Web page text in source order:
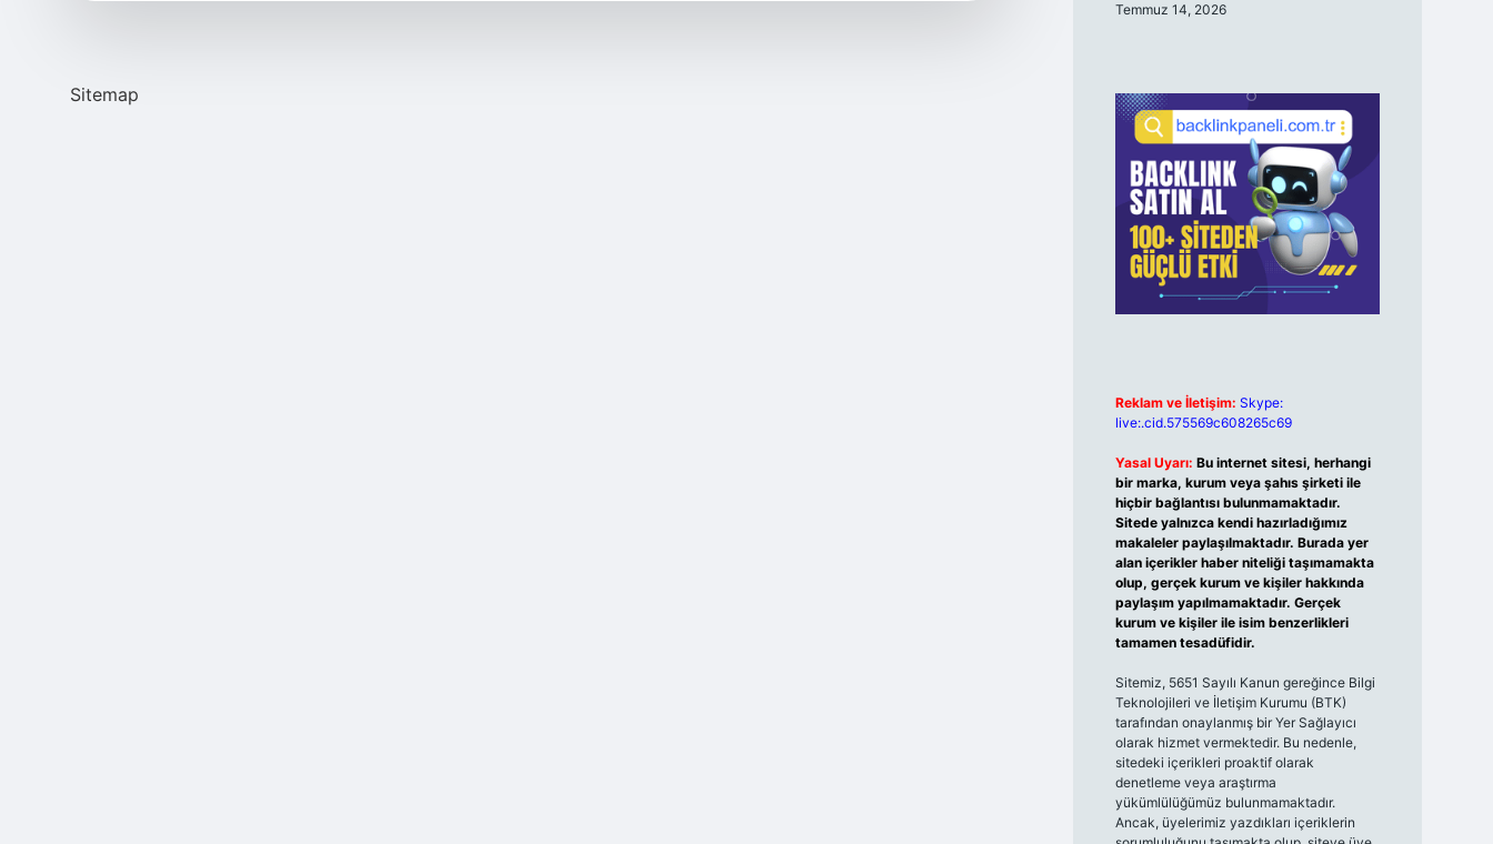
Sitemap
Temmuz 14, 2026
Reklam ve İletişim: Skype:
live:.cid.575569c608265c69
Yasal Uyarı: Bu internet sitesi, herhangi
bir marka, kurum veya şahıs şirketi ile
hiçbir bağlantısı bulunmamaktadır.
Sitede yalnızca kendi hazırladığımız
makaleler paylaşılmaktadır. Burada yer
alan içerikler haber niteliği taşımamakta
olup, gerçek kurum ve kişiler hakkında
paylaşım yapılmamaktadır. Gerçek
kurum ve kişiler ile isim benzerlikleri
tamamen tesadüfidir.
Sitemiz, 5651 Sayılı Kanun gereğince Bilgi
Teknolojileri ve İletişim Kurumu (BTK)
tarafından onaylanmış bir Yer Sağlayıcı
olarak hizmet vermektedir. Bu nedenle,
sitedeki içerikleri proaktif olarak
denetleme veya araştırma
yükümlülüğümüz bulunmamaktadır.
Ancak, üyelerimiz yazdıkları içeriklerin